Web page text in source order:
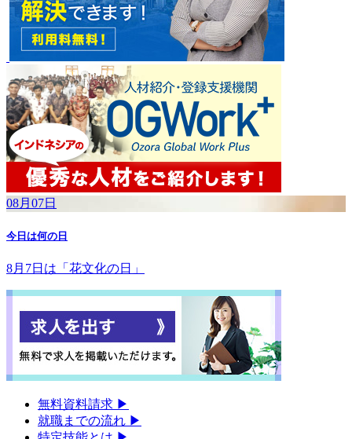
08月07日
今日は何の日
8月7日は「花文化の日」
無料資料請求 ▶︎
就職までの流れ ▶︎